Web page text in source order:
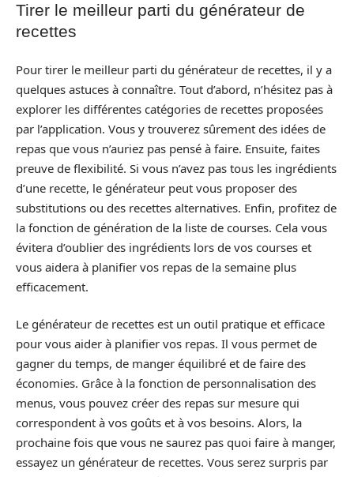
Tirer le meilleur parti du générateur de
recettes
Pour tirer le meilleur parti du générateur de recettes, il y a
quelques astuces à connaître. Tout d’abord, n’hésitez pas à
explorer les différentes catégories de recettes proposées
par l’application. Vous y trouverez sûrement des idées de
repas que vous n’auriez pas pensé à faire. Ensuite, faites
preuve de flexibilité. Si vous n’avez pas tous les ingrédients
d’une recette, le générateur peut vous proposer des
substitutions ou des recettes alternatives. Enfin, profitez de
la fonction de génération de la liste de courses. Cela vous
évitera d’oublier des ingrédients lors de vos courses et
vous aidera à planifier vos repas de la semaine plus
efficacement.
Le générateur de recettes est un outil pratique et efficace
pour vous aider à planifier vos repas. Il vous permet de
gagner du temps, de manger équilibré et de faire des
économies. Grâce à la fonction de personnalisation des
menus, vous pouvez créer des repas sur mesure qui
correspondent à vos goûts et à vos besoins. Alors, la
prochaine fois que vous ne saurez pas quoi faire à manger,
essayez un générateur de recettes. Vous serez surpris par